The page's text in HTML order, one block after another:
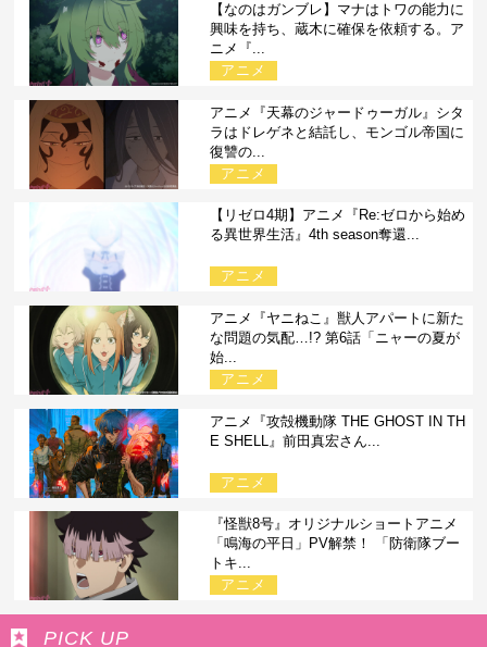
【なのはガンブレ】マナはトワの能力に
興味を持ち、蔵木に確保を依頼する。ア
ニメ『...
アニメ
アニメ『天幕のジャードゥーガル』シタ
ラはドレゲネと結託し、モンゴル帝国に
復讐の...
アニメ
【リゼロ4期】アニメ『Re:ゼロから始め
る異世界生活』4th season奪還...
アニメ
アニメ『ヤニねこ』獣人アパートに新た
な問題の気配…!? 第6話「ニャーの夏が
始...
アニメ
アニメ『攻殻機動隊 THE GHOST IN TH
E SHELL』前田真宏さん...
アニメ
『怪獣8号』オリジナルショートアニメ
「鳴海の平日」PV解禁！ 「防衛隊ブー
トキ...
アニメ
PICK UP